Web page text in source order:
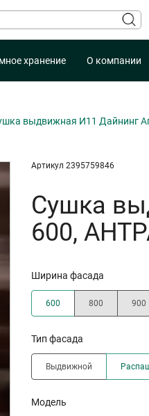
хранение О компании
выдвижная И11 Дайнинг
Артикул 2395759846
Сушка
600,
Ширина фасада
600 800 900
Тип фасада
Выдвижной
Модель